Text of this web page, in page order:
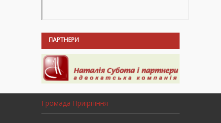
ПАРТНЕРИ
Громада Приірпіння